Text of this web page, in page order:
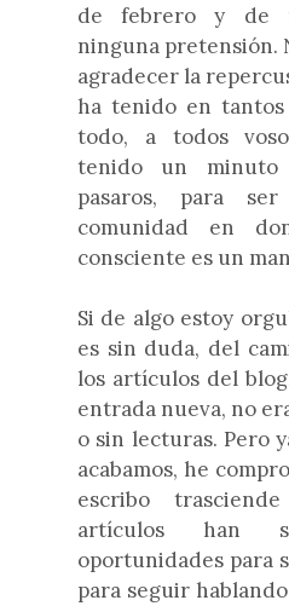
de febrero y de
ninguna pretensión.
agradecer la
ha tenido en tantos
todo, a todos
tenido un minuto
pasaros, para
comunidad en
consciente es un
Si de algo estoy
es sin duda, del
los artículos del
entrada nueva, no
o sin lecturas. Pero
acabamos, he
escribo
artículos han
oportunidades para
para seguir